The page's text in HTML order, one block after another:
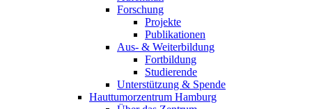
Forschung
Projekte
Publikationen
Aus- & Weiterbildung
Fortbildung
Studierende
Unterstützung & Spende
Hauttumorzentrum Hamburg